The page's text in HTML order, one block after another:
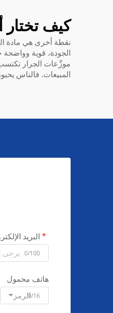
كيف تختار
نقطة أخرى هي مادة
الجودة، قوية
موزِّعات الجرار تكتسب
المبيعات. فالناس
البريد
0/100
هاتف محمول
الرمز0/16